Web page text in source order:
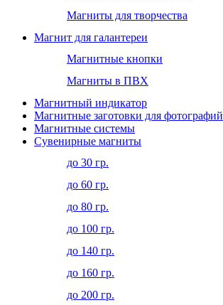
Магниты для творчества
Магнит для галантереи
Магнитные кнопки
Магниты в ПВХ
Магнитный индикатор
Магнитные заготовки для фотографий
Магнитные системы
Сувенирные магниты
до 30 гр.
до 60 гр.
до 80 гр.
до 100 гр.
до 140 гр.
до 160 гр.
до 200 гр.